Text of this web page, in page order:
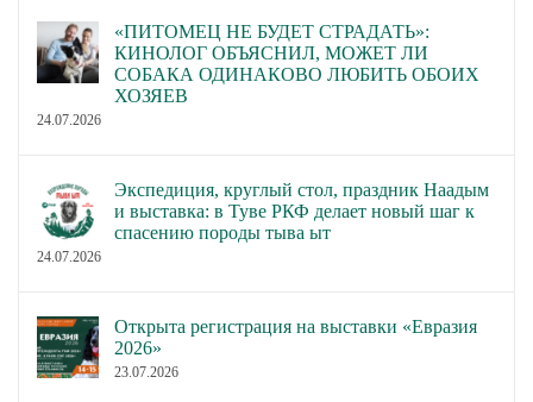
«ПИТОМЕЦ НЕ БУДЕТ СТРАДАТЬ»:
КИНОЛОГ ОБЪЯСНИЛ, МОЖЕТ ЛИ
СОБАКА ОДИНАКОВО ЛЮБИТЬ ОБОИХ
ХОЗЯЕВ
24.07.2026
Экспедиция, круглый стол, праздник Наадым
и выставка: в Туве РКФ делает новый шаг к
спасению породы тыва ыт
24.07.2026
Открыта регистрация на выставки «Евразия
2026»
23.07.2026